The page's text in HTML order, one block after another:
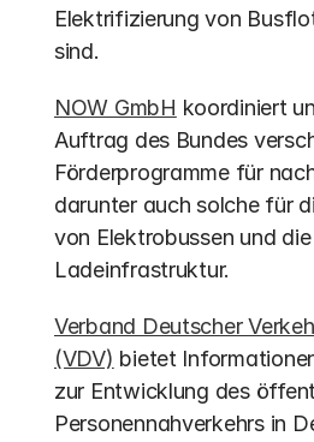
Elektrifizierung von
sind.
NOW GmbH koordiniert
Auftrag des Bundes
Förderprogramme für
darunter auch solche für
von Elektrobussen und
Ladeinfrastruktur.
Verband Deutscher
(VDV) bietet
zur Entwicklung des
Personennahverkehrs in